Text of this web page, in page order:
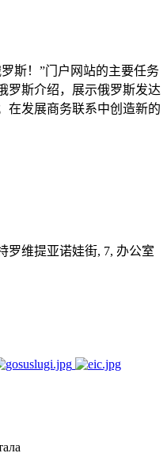
斯！”门户网站的主要任务
罗斯介绍，展示俄罗斯发达
在发展商务联系中创造新的
罗维提亚诺娃街, 7, 办公室